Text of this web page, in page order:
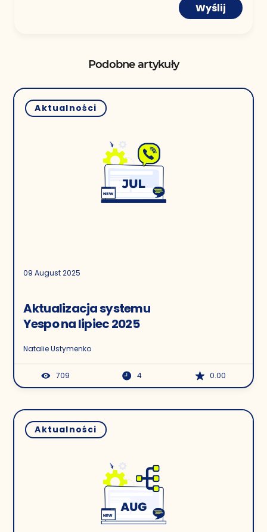
Wyślij
Podobne artykuły
Aktualności
09 August 2025
Aktualizacja systemu
Yespo na lipiec 2025
Natalie Ustymenko
709 4 0.00
Aktualności